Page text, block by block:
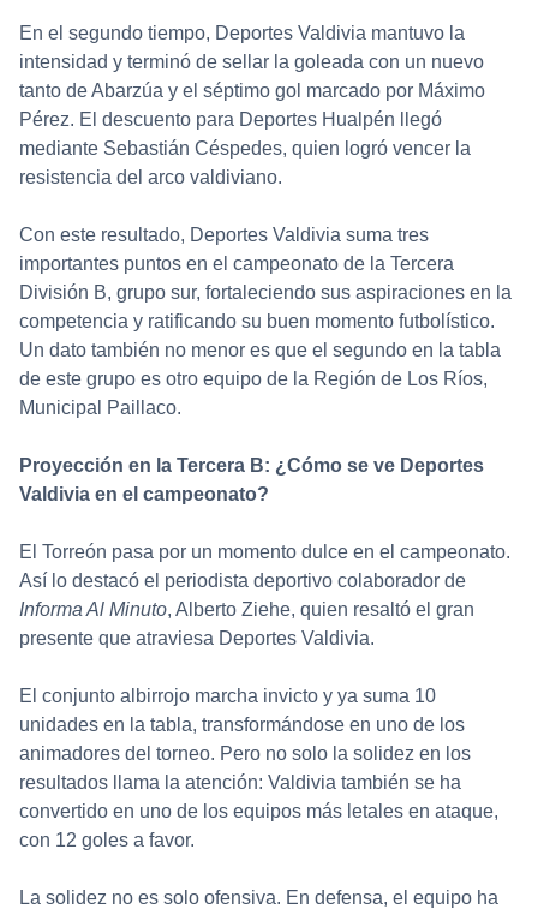
En el segundo tiempo, Deportes Valdivia mantuvo la
intensidad y terminó de sellar la goleada con un nuevo
tanto de Abarzúa y el séptimo gol marcado por Máximo
Pérez. El descuento para Deportes Hualpén llegó
mediante Sebastián Céspedes, quien logró vencer la
resistencia del arco valdiviano.
Con este resultado, Deportes Valdivia suma tres
importantes puntos en el campeonato de la Tercera
División B, grupo sur, fortaleciendo sus aspiraciones en la
competencia y ratificando su buen momento futbolístico.
Un dato también no menor es que el segundo en la tabla
de este grupo es otro equipo de la Región de Los Ríos,
Municipal Paillaco.
Proyección en la Tercera B: ¿Cómo se ve Deportes
Valdivia en el campeonato?
El Torreón pasa por un momento dulce en el campeonato.
Así lo destacó el periodista deportivo colaborador de
Informa Al Minuto, Alberto Ziehe, quien resaltó el gran
presente que atraviesa Deportes Valdivia.
El conjunto albirrojo marcha invicto y ya suma 10
unidades en la tabla, transformándose en uno de los
animadores del torneo. Pero no solo la solidez en los
resultados llama la atención: Valdivia también se ha
convertido en uno de los equipos más letales en ataque,
con 12 goles a favor.
La solidez no es solo ofensiva. En defensa, el equipo ha